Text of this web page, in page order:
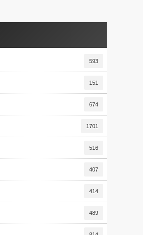
593
151
674
1701
516
407
414
489